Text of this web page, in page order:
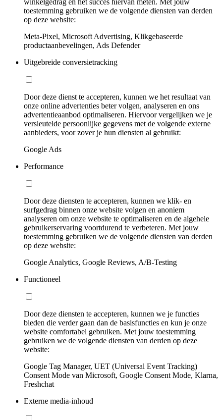
toestemming gebruiken we de volgende diensten van derden
op deze website:
Meta-Pixel, Microsoft Advertising, Klikgebaseerde
productaanbevelingen, Ads Defender
Uitgebreide conversietracking
Door deze dienst te accepteren, kunnen we het resultaat van
onze online advertenties beter volgen, analyseren en ons
advertentieaanbod optimaliseren. Hiervoor vergelijken we je
versleutelde persoonlijke gegevens met de volgende externe
aanbieders, voor zover je hun diensten al gebruikt:
Google Ads
Performance
Door deze diensten te accepteren, kunnen we klik- en
surfgedrag binnen onze website volgen en anoniem
analyseren om onze website te optimaliseren en de algehele
gebruikerservaring voortdurend te verbeteren. Met jouw
toestemming gebruiken we de volgende diensten van derden
op deze website:
Google Analytics, Google Reviews, A/B-Testing
Functioneel
Door deze diensten te accepteren, kunnen we je functies
bieden die verder gaan dan de basisfuncties en kun je onze
website comfortabel gebruiken. Met jouw toestemming
gebruiken we de volgende diensten van derden op deze
website:
Google Tag Manager, UET (Universal Event Tracking)
Consent Mode van Microsoft, Google Consent Mode, Klarna,
Freshchat
Externe media-inhoud